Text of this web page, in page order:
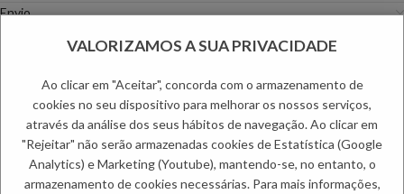
Envio
Trocas e Devoluções
Categorias:Calções , Mulher
Etiquetas: PC DAYS , Primavera Especial, Primavera Mulher , Saldos de
Mulher
PRODUTOS RELACIONADOS:
VALORIZAMOS A SUA PRIVACIDADE
Ao clicar em "Aceitar", concorda com o armazenamento de
cookies no seu dispositivo para melhorar os nossos serviços,
através da análise dos seus hábitos de navegação. Ao clicar em
"Rejeitar" não serão armazenadas cookies de Estatística (Google
Analytics) e Marketing (Youtube), mantendo-se, no entanto, o
armazenamento de cookies necessárias. Para mais informações,